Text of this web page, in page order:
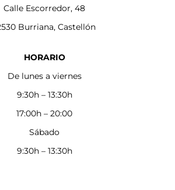
Calle Escorredor, 48
Burriana, Castellón
HORARIO
De lunes a viernes
9:30h – 13:30h
17:00h – 20:00
Sábado
9:30h – 13:30h